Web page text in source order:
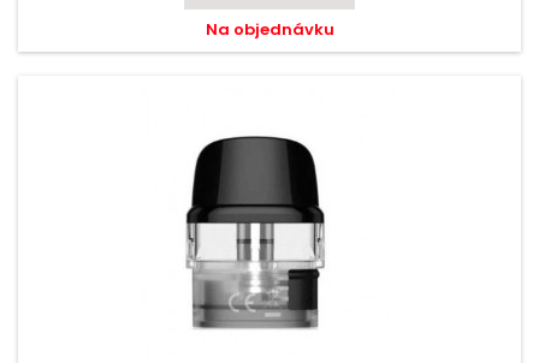
Na objednávku